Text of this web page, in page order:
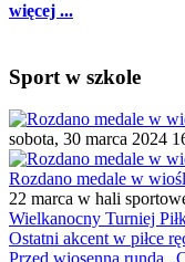
więcej ...
Sport w szkole
sobota, 30 marca 2024
Rozdano medale w
22 marca w hali
Wielkanocny Turniej
Ostatni akcent w piłce